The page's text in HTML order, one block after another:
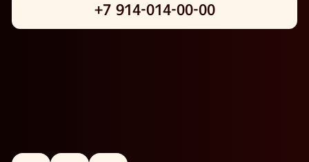
+7 914-014-00-00